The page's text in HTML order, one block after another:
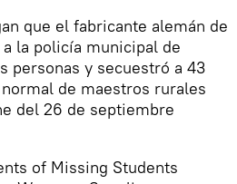
que el fabricante alemán de
la policía municipal de
personas y secuestró a 43
de maestros rurales
del 26 de septiembre
of Missing Students